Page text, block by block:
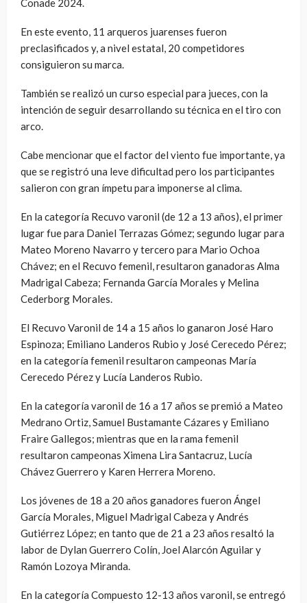
Conade 2024.
En este evento, 11 arqueros juarenses fueron
preclasificados y, a nivel estatal, 20 competidores
consiguieron su marca.
También se realizó un curso especial para jueces, con la
intención de seguir desarrollando su técnica en el tiro con
arco.
Cabe mencionar que el factor del viento fue importante, ya
que se registró una leve dificultad pero los participantes
salieron con gran ímpetu para imponerse al clima.
En la categoría Recuvo varonil (de 12 a 13 años), el primer
lugar fue para Daniel Terrazas Gómez; segundo lugar para
Mateo Moreno Navarro y tercero para Mario Ochoa
Chávez; en el Recuvo femenil, resultaron ganadoras Alma
Madrigal Cabeza; Fernanda García Morales y Melina
Cederborg Morales.
El Recuvo Varonil de 14 a 15 años lo ganaron José Haro
Espinoza; Emiliano Landeros Rubio y José Cerecedo Pérez;
en la categoría femenil resultaron campeonas María
Cerecedo Pérez y Lucía Landeros Rubio.
En la categoría varonil de 16 a 17 años se premió a Mateo
Medrano Ortiz, Samuel Bustamante Cázares y Emiliano
Fraire Gallegos; mientras que en la rama femenil
resultaron campeonas Ximena Lira Santacruz, Lucía
Chávez Guerrero y Karen Herrera Moreno.
Los jóvenes de 18 a 20 años ganadores fueron Ángel
García Morales, Miguel Madrigal Cabeza y Andrés
Gutiérrez López; en tanto que de 21 a 23 años resaltó la
labor de Dylan Guerrero Colín, Joel Alarcón Aguilar y
Ramón Lozoya Miranda.
En la categoría Compuesto 12-13 años varonil, se entregó